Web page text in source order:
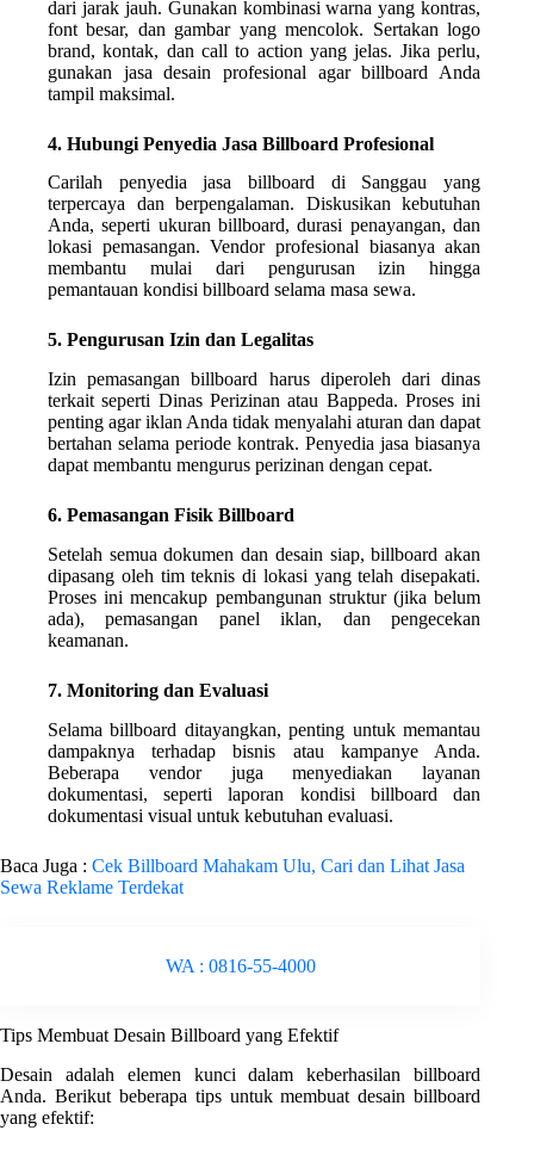
dari jarak jauh. Gunakan kombinasi warna yang kontras,
font besar, dan gambar yang mencolok. Sertakan logo
brand, kontak, dan call to action yang jelas. Jika perlu,
gunakan jasa desain profesional agar billboard Anda
tampil maksimal.
4. Hubungi Penyedia Jasa Billboard Profesional
Carilah penyedia jasa billboard di Sanggau yang
terpercaya dan berpengalaman. Diskusikan kebutuhan
Anda, seperti ukuran billboard, durasi penayangan, dan
lokasi pemasangan. Vendor profesional biasanya akan
membantu mulai dari pengurusan izin hingga
pemantauan kondisi billboard selama masa sewa.
5. Pengurusan Izin dan Legalitas
Izin pemasangan billboard harus diperoleh dari dinas
terkait seperti Dinas Perizinan atau Bappeda. Proses ini
penting agar iklan Anda tidak menyalahi aturan dan dapat
bertahan selama periode kontrak. Penyedia jasa biasanya
dapat membantu mengurus perizinan dengan cepat.
6. Pemasangan Fisik Billboard
Setelah semua dokumen dan desain siap, billboard akan
dipasang oleh tim teknis di lokasi yang telah disepakati.
Proses ini mencakup pembangunan struktur (jika belum
ada), pemasangan panel iklan, dan pengecekan
keamanan.
7. Monitoring dan Evaluasi
Selama billboard ditayangkan, penting untuk memantau
dampaknya terhadap bisnis atau kampanye Anda.
Beberapa vendor juga menyediakan layanan
dokumentasi, seperti laporan kondisi billboard dan
dokumentasi visual untuk kebutuhan evaluasi.
Baca Juga : Cek Billboard Mahakam Ulu, Cari dan Lihat Jasa
Sewa Reklame Terdekat
WA : 0816-55-4000
Tips Membuat Desain Billboard yang Efektif
Desain adalah elemen kunci dalam keberhasilan billboard
Anda. Berikut beberapa tips untuk membuat desain billboard
yang efektif: